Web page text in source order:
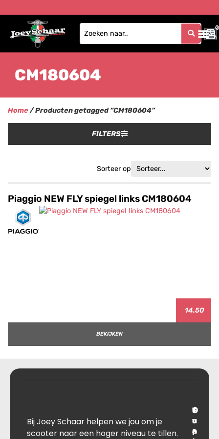
0
0
CM180604
Home/ Producten getagged “CM180604”
FILTERS
Sorteer op
Piaggio NEW FLY spiegel links CM180604
14.50
BEKIJKEN
Bij Joey Schaar helpen we jou om je
scooter naar een hoger niveau te tillen.
T
r
a
O
v
e
S
u
p
C
o
n